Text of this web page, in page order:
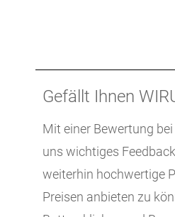
Gefällt Ihnen
Mit einer Bewertung
uns wichtiges
weiterhin hochwertige
Preisen anbieten zu